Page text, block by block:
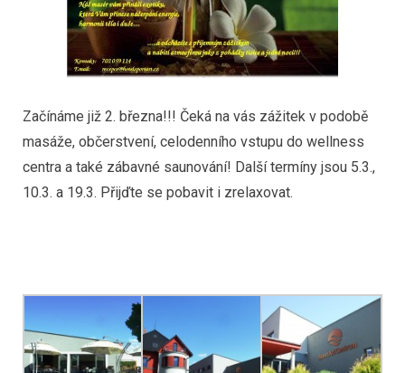
Začínáme již 2. března!!! Čeká na vás zážitek v podobě
masáže, občerstvení, celodenního vstupu do wellness
centra a také zábavné saunování! Další termíny jsou 5.3.,
10.3. a 19.3. Přijďte se pobavit i zrelaxovat.